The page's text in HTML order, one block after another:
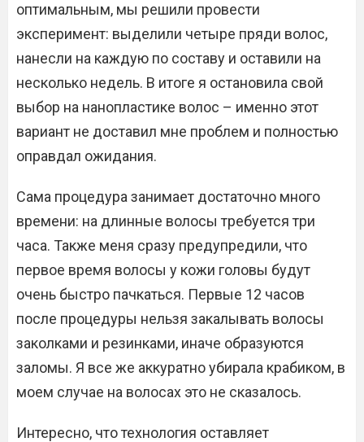
оптимальным, мы решили провести
эксперимент: выделили четыре пряди волос,
нанесли на каждую по составу и оставили на
несколько недель. В итоге я остановила свой
выбор на нанопластике волос – именно этот
вариант не доставил мне проблем и полностью
оправдал ожидания.
Сама процедура занимает достаточно много
времени: на длинные волосы требуется три
часа. Также меня сразу предупредили, что
первое время волосы у кожи головы будут
очень быстро пачкаться. Первые 12 часов
после процедуры нельзя закалывать волосы
заколками и резинками, иначе образуются
заломы. Я все же аккуратно убирала крабиком, в
моем случае на волосах это не сказалось.
Интересно, что технология оставляет